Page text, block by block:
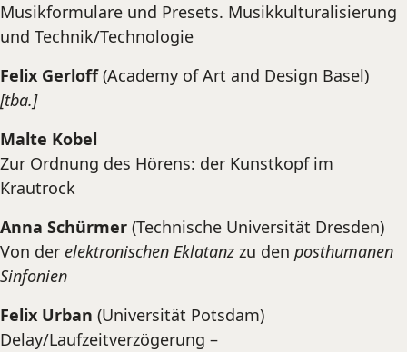
Musikformulare und Presets. Musikkulturalisierung
und Technik/Technologie
Felix Gerloff(Academy of Art and Design Basel)
[tba.]
Malte Kobel
Zur Ordnung des Hörens: der Kunstkopf im
Krautrock
Anna Schürmer (Technische Universität Dresden)
Von der elektronischen Eklatanz zu den posthumanen
Sinfonien
Felix Urban (Universität Potsdam)
Delay/Laufzeitverzögerung –